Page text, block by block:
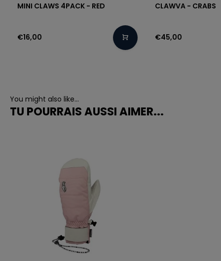
MINI CLAWS 4PACK - RED
€16,00
CLAWVA - CRABS
€45,00
You might also like...
TU POURRAIS AUSSI AIMER...